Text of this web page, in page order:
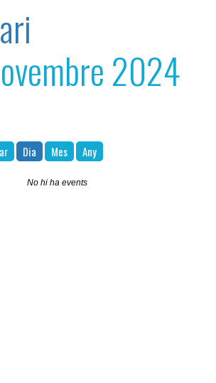
2024
Dia Mes Any
No hi ha events